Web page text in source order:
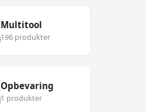
Multitool
196 produkter
Opbevaring
1 produkter